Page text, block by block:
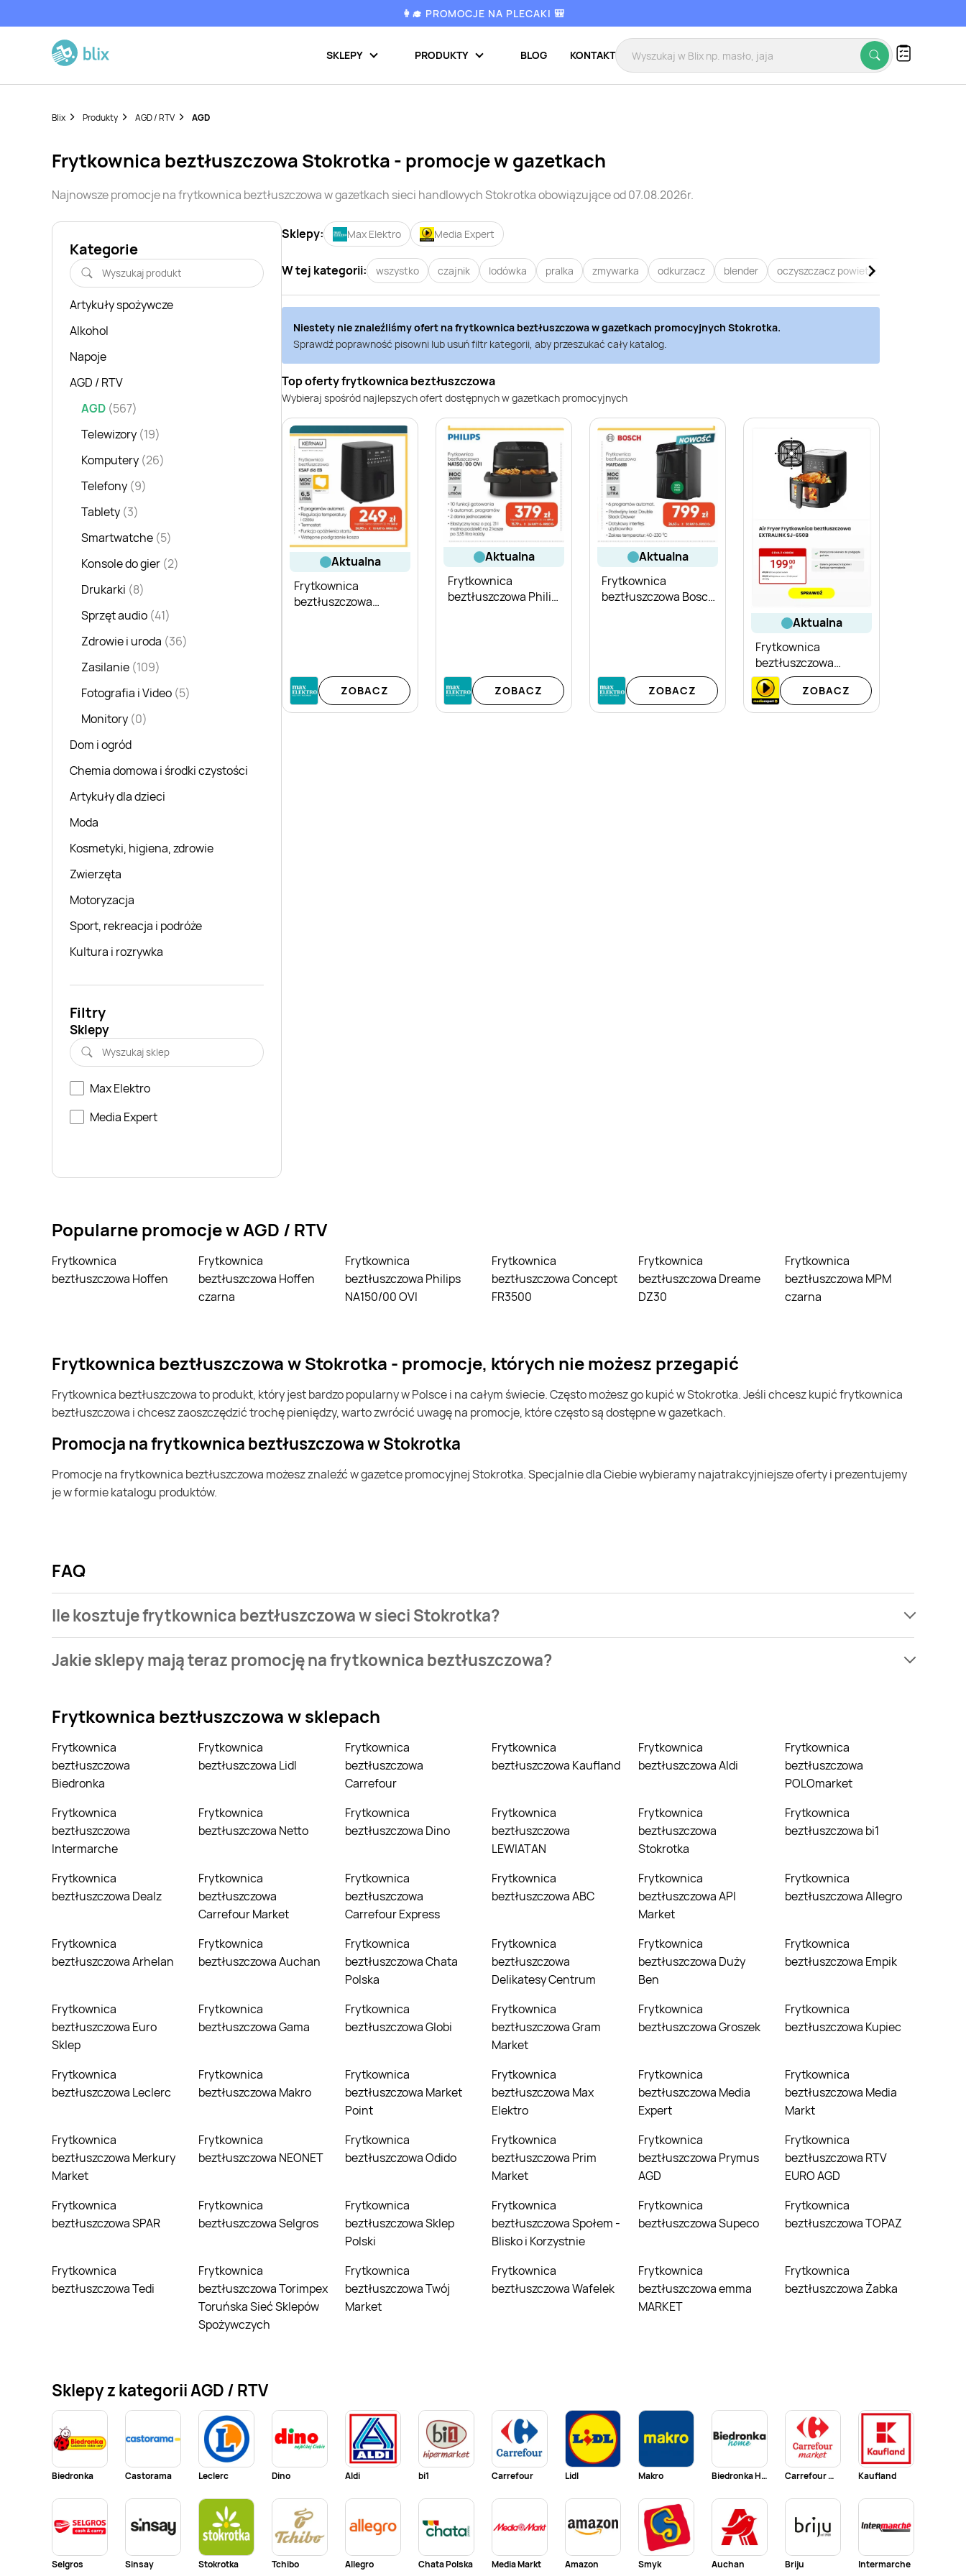
👩‍🎓 PROMOCJE NA PLECAKI 🎒
SKLEPY PRODUKTY BLOG KONTAKT
Blix Produkty AGD / RTV AGD
frytkownica beztłuszczowa Stokrotka - promocje w gazetkach
Najnowsze promocje nafrytkownica beztłuszczowaw gazetkach sieci handlowychStokrotkaobowiązujące od 07.08.2026r.
Kategorie
Artykuły spożywcze
Alkohol
Napoje
AGD / RTV
AGD (567)
Telewizory (19)
Komputery (26)
Telefony (9)
Tablety (3)
Smartwatche (5)
Konsole do gier (2)
Drukarki (8)
Sprzęt audio (41)
Zdrowie i uroda (36)
Zasilanie (109)
Fotografia i Video (5)
Monitory (0)
Dom i ogród
Chemia domowa i środki czystości
Artykuły dla dzieci
Moda
Kosmetyki, higiena, zdrowie
Zwierzęta
Motoryzacja
Sport, rekreacja i podróże
Kultura i rozrywka
Filtry
Sklepy
Max Elektro
Media Expert
Sklepy: Max Elektro Media Expert
W tej kategorii: wszystko czajnik lodówka pralka zmywarka odkurzacz blender oczyszczacz powietrza
Niestety nie znaleźliśmy ofert nafrytkownica beztłuszczowaw gazetkach promocyjnych Stokrotka.
Sprawdź poprawność pisowni lub usuń filtr kategorii, aby przeszukać cały katalog.
Top oferty frytkownica beztłuszczowa
Wybieraj spośród najlepszych ofert dostępnych w gazetkach promocyjnych
aktualna
Frytkownica
beztłuszczowa
ZOBACZ
aktualna
Frytkownica
beztłuszczowa Philips
ZOBACZ
aktualna
Frytkownica
beztłuszczowa Bosch
ZOBACZ
aktualna
Frytkownica
beztłuszczowa
Extralink SJ-650B
ZOBACZ
Popularne promocje w AGD / RTV
Frytkownica
beztłuszczowa Hoffen
Frytkownica
beztłuszczowa Hoffen
czarna
Frytkownica
beztłuszczowa Philips
NA150/00 OVI
Frytkownica
beztłuszczowa Concept
FR3500
Frytkownica
beztłuszczowa Dreame
DZ30
Frytkownica
beztłuszczowa MPM
czarna
frytkownica beztłuszczowa w Stokrotka - promocje, których nie możesz przegapić
frytkownica beztłuszczowa to produkt, który jest bardzo popularny w Polsce i na całym świecie. Często możesz go kupić w Stokrotka. Jeśli chcesz kupić frytkownica
beztłuszczowa i chcesz zaoszczędzić trochę pieniędzy, warto zwrócić uwagę na promocje, które często są dostępne w gazetkach.
Promocja na frytkownica beztłuszczowa w Stokrotka
Promocje na frytkownica beztłuszczowa możesz znaleźć w gazetce promocyjnej Stokrotka. Specjalnie dla Ciebie wybieramy najatrakcyjniejsze oferty i prezentujemy
je w formie katalogu produktów.
FAQ
Ile kosztuje frytkownica beztłuszczowa w sieci Stokrotka?
frytkownica beztłuszczowa w sieci Stokrotka.
Jakie sklepy mają teraz promocję na frytkownica beztłuszczowa?
Frytkownica beztłuszczowaw sklepach
Frytkownica
beztłuszczowa
Biedronka
Frytkownica
beztłuszczowa Lidl
Frytkownica
beztłuszczowa
Carrefour
Frytkownica
beztłuszczowa Kaufland
Frytkownica
beztłuszczowa Aldi
Frytkownica
beztłuszczowa
POLOmarket
Frytkownica
beztłuszczowa
Intermarche
Frytkownica
beztłuszczowa Netto
Frytkownica
beztłuszczowa Dino
Frytkownica
beztłuszczowa
LEWIATAN
Frytkownica
beztłuszczowa
Stokrotka
Frytkownica
beztłuszczowa bi1
Frytkownica
beztłuszczowa Dealz
Frytkownica
beztłuszczowa
Carrefour Market
Frytkownica
beztłuszczowa
Carrefour Express
Frytkownica
beztłuszczowa ABC
Frytkownica
beztłuszczowa API
Market
Frytkownica
beztłuszczowa Allegro
Frytkownica
beztłuszczowa Arhelan
Frytkownica
beztłuszczowa Auchan
Frytkownica
beztłuszczowa Chata
Polska
Frytkownica
beztłuszczowa
Delikatesy Centrum
Frytkownica
beztłuszczowa Duży
Ben
Frytkownica
beztłuszczowa Empik
Frytkownica
beztłuszczowa Euro
Sklep
Frytkownica
beztłuszczowa Gama
Frytkownica
beztłuszczowa Globi
Frytkownica
beztłuszczowa Gram
Market
Frytkownica
beztłuszczowa Groszek
Frytkownica
beztłuszczowa Kupiec
Frytkownica
beztłuszczowa Leclerc
Frytkownica
beztłuszczowa Makro
Frytkownica
beztłuszczowa Market
Point
Frytkownica
beztłuszczowa Max
Elektro
Frytkownica
beztłuszczowa Media
Expert
Frytkownica
beztłuszczowa Media
Markt
Frytkownica
beztłuszczowa Merkury
Market
Frytkownica
beztłuszczowa NEONET
Frytkownica
beztłuszczowa Odido
Frytkownica
beztłuszczowa Prim
Market
Frytkownica
beztłuszczowa Prymus
AGD
Frytkownica
beztłuszczowa RTV
EURO AGD
Frytkownica
beztłuszczowa SPAR
Frytkownica
beztłuszczowa Selgros
Frytkownica
beztłuszczowa Sklep
Polski
Frytkownica
beztłuszczowa Społem -
Blisko i Korzystnie
Frytkownica
beztłuszczowa Supeco
Frytkownica
beztłuszczowa TOPAZ
Frytkownica
beztłuszczowa Tedi
Frytkownica
beztłuszczowa Torimpex
Toruńska Sieć Sklepów
Spożywczych
Frytkownica
beztłuszczowa Twój
Market
Frytkownica
beztłuszczowa Wafelek
Frytkownica
beztłuszczowa emma
MARKET
Frytkownica
beztłuszczowa Żabka
Sklepy z kategorii AGD / RTV
Biedronka Castorama Leclerc Dino Aldi bi1 Carrefour Lidl Makro Biedronka Home Carrefour Market Kaufland
Selgros Sinsay Stokrotka Tchibo Allegro Chata Polska Media Markt Amazon Smyk Auchan Briju Intermarche